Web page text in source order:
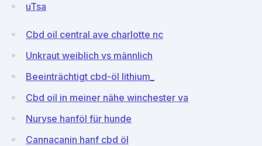
uTsa
Cbd oil central ave charlotte nc
Unkraut weiblich vs männlich
Beeinträchtigt cbd-öl lithium_
Cbd oil in meiner nähe winchester va
Nuryse hanföl für hunde
Cannacanin hanf cbd öl